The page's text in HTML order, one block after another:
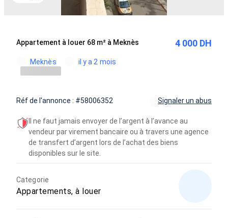
Appartement à louer 68 m² à Meknès 4 000 DH
Meknès il y a 2 mois
Réf de l'annonce : #58006352 Signaler un abus
Il ne faut jamais envoyer de l’argent à l’avance au
vendeur par virement bancaire ou à travers une agence
de transfert d’argent lors de l’achat des biens
disponibles sur le site.
Categorie
Appartements, à louer